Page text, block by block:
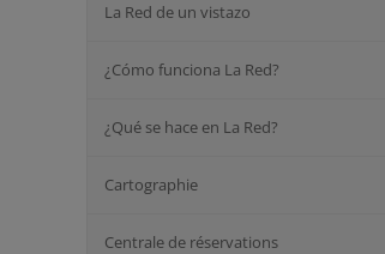
La Red de un vistazo
¿Cómo funciona La Red?
¿Qué se hace en La Red?
Cartographie
Centrale de réservations